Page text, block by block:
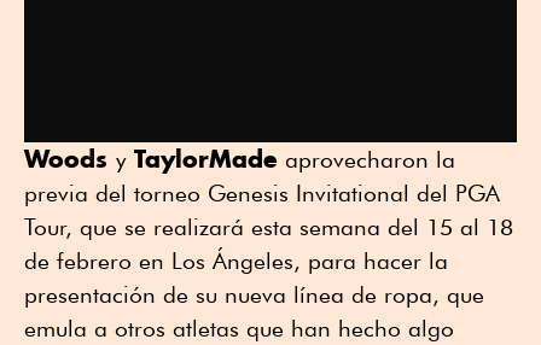
Woods yTaylorMade aprovecharon la
previa del torneo Genesis Invitational del PGA
Tour, que se realizará esta semana del 15 al 18
de febrero en Los Ángeles, para hacer la
presentación de su nueva línea de ropa, que
emula a otros atletas que han hecho algo